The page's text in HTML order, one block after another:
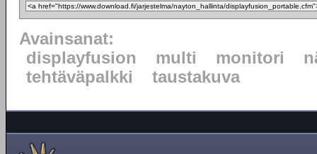
Avainsanat:
displayfusion
multi monitori
tehtäväpalkki
taustakuva